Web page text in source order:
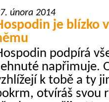
února 2014
je blízko
podpírá
napřimuje.
k tobě a ty
otvíráš svou